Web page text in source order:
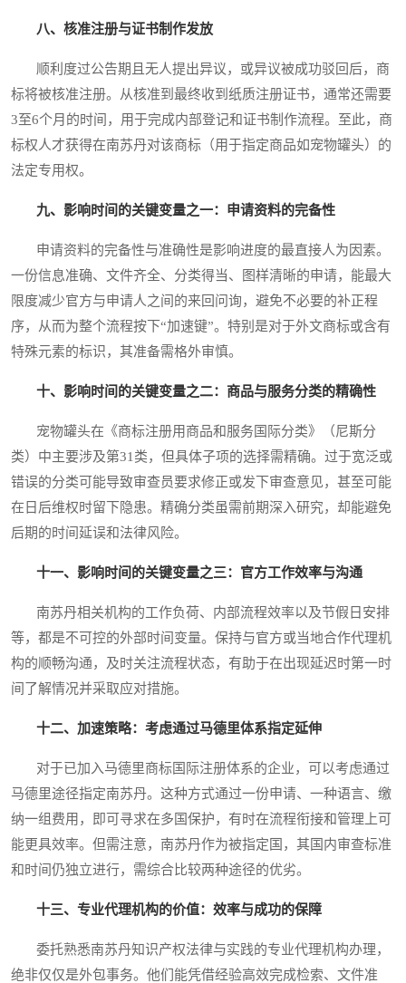
八、核准注册与证书制作发放
顺利度过公告期且无人提出异议，或异议被成功驳回后，商
标将被核准注册。从核准到最终收到纸质注册证书，通常还需要
3至6个月的时间，用于完成内部登记和证书制作流程。至此，商
标权人才获得在南苏丹对该商标（用于指定商品如宠物罐头）的
法定专用权。
九、影响时间的关键变量之一：申请资料的完备性
申请资料的完备性与准确性是影响进度的最直接人为因素。
一份信息准确、文件齐全、分类得当、图样清晰的申请，能最大
限度减少官方与申请人之间的来回问询，避免不必要的补正程
序，从而为整个流程按下“加速键”。特别是对于外文商标或含有
特殊元素的标识，其准备需格外审慎。
十、影响时间的关键变量之二：商品与服务分类的精确性
宠物罐头在《商标注册用商品和服务国际分类》（尼斯分
类）中主要涉及第31类，但具体子项的选择需精确。过于宽泛或
错误的分类可能导致审查员要求修正或发下审查意见，甚至可能
在日后维权时留下隐患。精确分类虽需前期深入研究，却能避免
后期的时间延误和法律风险。
十一、影响时间的关键变量之三：官方工作效率与沟通
南苏丹相关机构的工作负荷、内部流程效率以及节假日安排
等，都是不可控的外部时间变量。保持与官方或当地合作代理机
构的顺畅沟通，及时关注流程状态，有助于在出现延迟时第一时
间了解情况并采取应对措施。
十二、加速策略：考虑通过马德里体系指定延伸
对于已加入马德里商标国际注册体系的企业，可以考虑通过
马德里途径指定南苏丹。这种方式通过一份申请、一种语言、缴
纳一组费用，即可寻求在多国保护，有时在流程衔接和管理上可
能更具效率。但需注意，南苏丹作为被指定国，其国内审查标准
和时间仍独立进行，需综合比较两种途径的优劣。
十三、专业代理机构的价值：效率与成功的保障
委托熟悉南苏丹知识产权法律与实践的专业代理机构办理，
绝非仅仅是外包事务。他们能凭借经验高效完成检索、文件准